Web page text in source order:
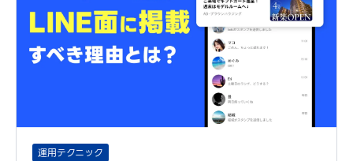
運用テクニック